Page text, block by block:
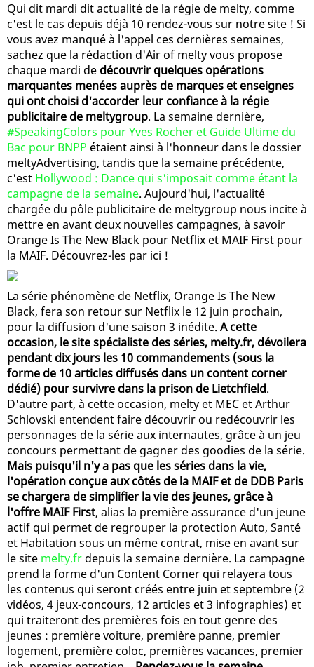
Qui dit mardi dit actualité de la régie de melty, comme
c'est le cas depuis déjà 10 rendez-vous sur notre site ! Si
vous avez manqué à l'appel ces dernières semaines,
sachez que la rédaction d'Air of melty vous propose
chaque mardi de découvrir quelques opérations
marquantes menées auprès de marques et enseignes
qui ont choisi d'accorder leur confiance à la régie
publicitaire de meltygroup. La semaine dernière,
#SpeakingColors pour Yves Rocher et Guide Ultime du
Bac pour BNPP étaient ainsi à l'honneur dans le dossier
meltyAdvertising, tandis que la semaine précédente,
c'est Hollywood : Dance qui s'imposait comme étant la
campagne de la semaine. Aujourd'hui, l'actualité
chargée du pôle publicitaire de meltygroup nous incite à
mettre en avant deux nouvelles campagnes, à savoir
Orange Is The New Black pour Netflix et MAIF First pour
la MAIF. Découvrez-les par ici !
La série phénomène de Netflix, Orange Is The New
Black, fera son retour sur Netflix le 12 juin prochain,
pour la diffusion d'une saison 3 inédite. A cette
occasion, le site spécialiste des séries, melty.fr, dévoilera
pendant dix jours les 10 commandements (sous la
forme de 10 articles diffusés dans un content corner
dédié) pour survivre dans la prison de Lietchfield.
D'autre part, à cette occasion, melty et MEC et Arthur
Schlovski entendent faire découvrir ou redécouvrir les
personnages de la série aux internautes, grâce à un jeu
concours permettant de gagner des goodies de la série.
Mais puisqu'il n'y a pas que les séries dans la vie,
l'opération conçue aux côtés de la MAIF et de DDB Paris
se chargera de simplifier la vie des jeunes, grâce à
l'offre MAIF First, alias la première assurance d'un jeune
actif qui permet de regrouper la protection Auto, Santé
et Habitation sous un même contrat, mise en avant sur
le site melty.fr depuis la semaine dernière. La campagne
prend la forme d'un Content Corner qui relayera tous
les contenus qui seront créés entre juin et septembre (2
vidéos, 4 jeux-concours, 12 articles et 3 infographies) et
qui traiteront des premières fois en tout genre des
jeunes : première voiture, première panne, premier
logement, première coloc, premières vacances, premier